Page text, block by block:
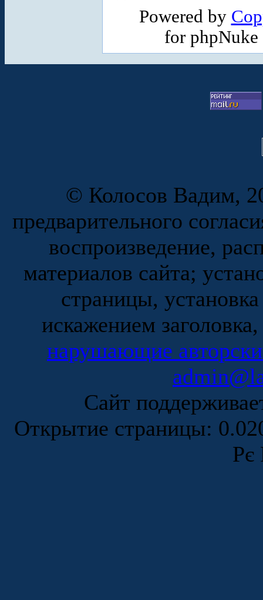
Powered by
for
© Колосов Вадим,
предварительного
воспроизведение,
материалов сайта;
страницы,
искажением
нарушающие
Сайт
Открытие страницы:
Рє